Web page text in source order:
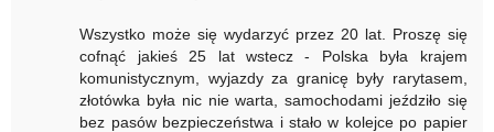
Wszystko może się wydarzyć przez 20 lat. Proszę się
cofnąć jakieś 25 lat wstecz - Polska była krajem
komunistycznym, wyjazdy za granicę były rarytasem,
złotówka była nic nie warta, samochodami jeździło się
bez pasów bezpieczeństwa i stało w kolejce po papier